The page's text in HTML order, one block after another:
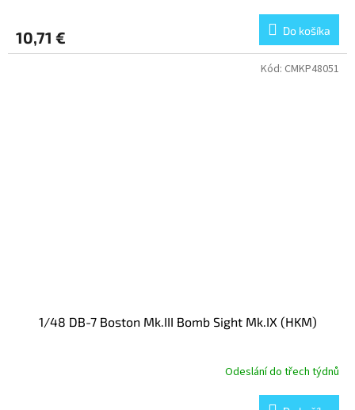
10,71 € Do košíka
1/48 DB-7 Boston Mk.III Bomb Sight Mk.IX (HKM)
Odeslání do třech týdnů
Kód: CMKP48051